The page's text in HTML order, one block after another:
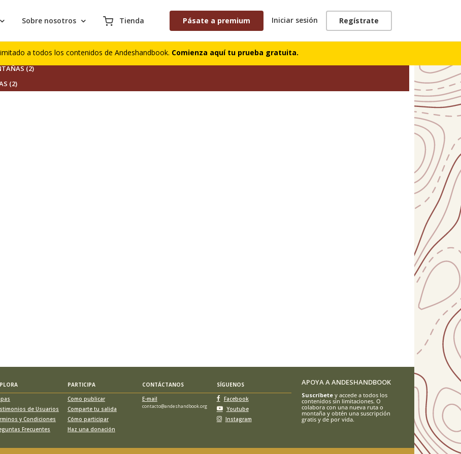
Sobre nosotros Tienda Pásate a premium Iniciar sesión Regístrate
a todos los contenidos de Andeshandbook. Comienza aquí tu prueba gratuita.
(0)
(0)
(2)
(2)
PARTICIPA CONTÁCTANOS
SÍGUENOS
de Usuarios
y Condiciones
Frecuentes
Como publicar
Comparte tu salida
Cómo participar
Haz una donación
E-mail
contacto@andeshandbook.org
Facebook
Youtube
Instagram
APOYA A ANDESHANDBOOK
Suscríbetey accede a todos los
contenidos sin limitaciones. O
colabora con una nueva ruta o
montaña y obtén una suscripción
gratis y de por vida.